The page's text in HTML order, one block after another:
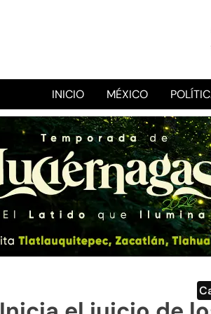
INICIO MÉXICO